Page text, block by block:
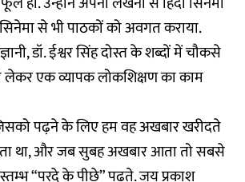
सिनेमा से भी पाठकों को अवगत कराया.
डॉ. ईश्वर सिंह दोस्त के शब्दों में चौकसे
लेकर एक व्यापक लोकशिक्षण का काम
पढ़ने के लिए हम वह अखबार खरीदते
था, और जब सुबह अखबार आता तो सबसे
“परदे के पीछे” पढ़ते. जय प्रकाश